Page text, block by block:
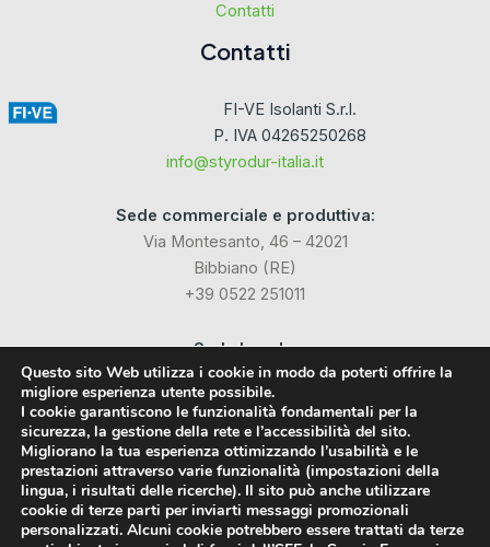
Contatti
Contatti
FI-VE Isolanti S.r.l.
P. IVA 04265250268
info@styrodur-italia.it
Sede commerciale e produttiva:
Via Montesanto, 46 – 42021
Bibbiano (RE)
+39 0522 251011
Sede Legale:
Via Industriale dell’Isola, 3
24040 Chignolo d’Isola (BG)
Social
Facebook
Questo sito Web utilizza i cookie in modo da poterti offrire la
migliore esperienza utente possibile.
I cookie garantiscono le funzionalità fondamentali per la
sicurezza, la gestione della rete e l’accessibilità del sito.
Migliorano la tua esperienza ottimizzando l’usabilità e le
prestazioni attraverso varie funzionalità (impostazioni della
lingua, i risultati delle ricerche). Il sito può anche utilizzare
cookie di terze parti per inviarti messaggi promozionali
personalizzati. Alcuni cookie potrebbero essere trattati da terze